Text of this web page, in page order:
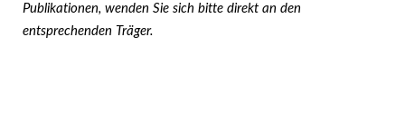
Publikationen, wenden Sie sich bitte direkt an den
entsprechenden Träger.